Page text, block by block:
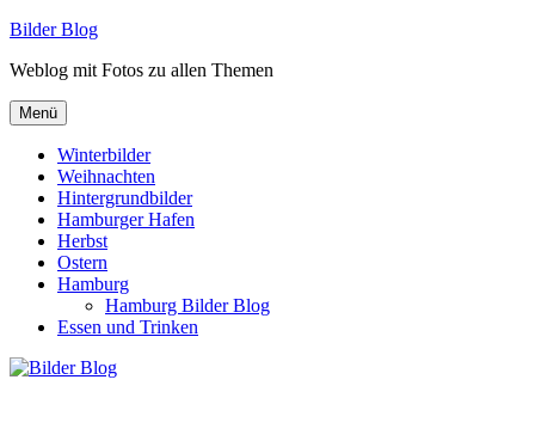
Zum
springen
Bilder Blog
Weblog mit Fotos zu allen Themen
Menü
Winterbilder
Weihnachten
Hintergrundbilder
Hamburger Hafen
Herbst
Ostern
Hamburg
Hamburg Bilder Blog
Essen und Trinken